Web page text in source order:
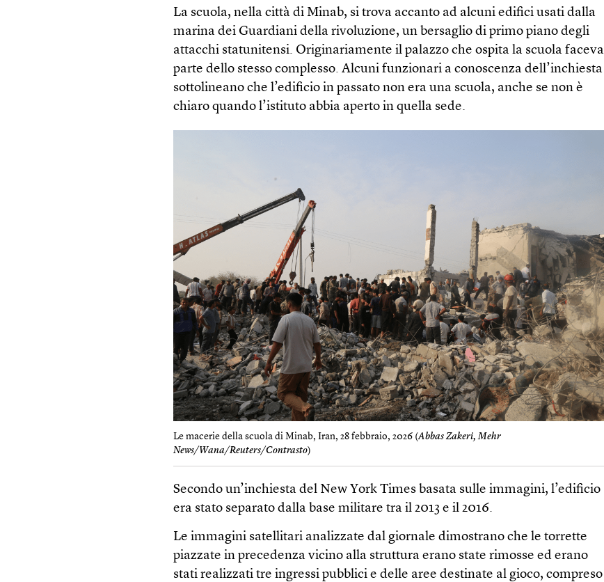
La scuola, nella città di Minab, si trova accanto ad alcuni edifici usati dalla
marina dei Guardiani della rivoluzione, un bersaglio di primo piano degli
attacchi statunitensi. Originariamente il palazzo che ospita la scuola faceva
parte dello stesso complesso. Alcuni funzionari a conoscenza dell’inchiesta
sottolineano che l’edificio in passato non era una scuola, anche se non è
chiaro quando l’istituto abbia aperto in quella sede.
Le macerie della scuola di Minab, Iran, 28 febbraio, 2026 (Abbas Zakeri, Mehr
News/Wana/Reuters/Contrasto)
Secondo un’inchiesta del New York Times basata sulle immagini, l’edificio
era stato separato dalla base militare tra il 2013 e il 2016.
Le immagini satellitari analizzate dal giornale dimostrano che le torrette
piazzate in precedenza vicino alla struttura erano state rimosse ed erano
stati realizzati tre ingressi pubblici e delle aree destinate al gioco, compreso